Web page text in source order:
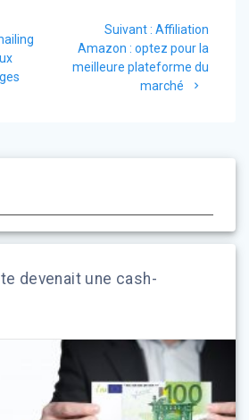
Suivant : Article
suivant
:
Affiliation
Amazon : optez pour la
meilleure plateforme du
marché
devenait une cash-